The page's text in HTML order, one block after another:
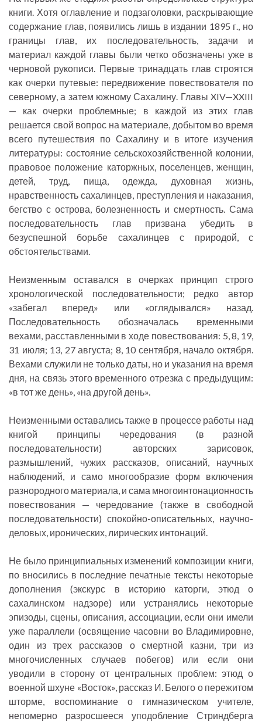
книги. Хотя оглавление и подзаголовки, раскрывающие
содержание глав, появились лишь в издании 1895 г., но
границы глав, их последовательность, задачи и
материал каждой главы были четко обозначены уже в
черновой рукописи. Первые тринадцать глав строятся
как очерки путевые: передвижение повествователя по
северному, а затем южному Сахалину. Главы XIV—XXIII
— как очерки проблемные; в каждой из этих глав
решается свой вопрос на материале, добытом во время
всего путешествия по Сахалину и в итоге изучения
литературы: состояние сельскохозяйственной колонии,
правовое положение каторжных, поселенцев, женщин,
детей, труд, пища, одежда, духовная жизнь,
нравственность сахалинцев, преступления и наказания,
бегство с острова, болезненность и смертность. Сама
последовательность глав призвана убедить в
безуспешной борьбе сахалинцев с природой, с
обстоятельствами.
Неизменным оставался в очерках принцип строго
хронологической последовательности; редко автор
«забегал вперед» или «оглядывался» назад.
Последовательность обозначалась временными
вехами, расставленными в ходе повествования: 5, 8, 19,
31 июля; 13, 27 августа; 8, 10 сентября, начало октября.
Вехами служили не только даты, но и указания на время
дня, на связь этого временного отрезка с предыдущим:
«в тот же день», «на другой день».
Неизменными оставались также в процессе работы над
книгой принципы чередования (в разной
последовательности) авторских зарисовок,
размышлений, чужих рассказов, описаний, научных
наблюдений, и само многообразие форм включения
разнородного материала, и сама многоинтонационность
повествования — чередование (также в свободной
последовательности) спокойно-описательных, научно-
деловых, иронических, лирических интонаций.
Не было принципиальных изменений композиции книги,
по вносились в последние печатные тексты некоторые
дополнения (экскурс в историю каторги, этюд о
сахалинском надзоре) или устранялись некоторые
эпизоды, сцены, описания, ассоциации, если они имели
уже параллели (освящение часовни во Владимировне,
один из трех рассказов о смертной казни, три из
многочисленных случаев побегов) или если они
уводили в сторону от центральных проблем: этюд о
военной шхуне «Восток», рассказ И. Белого о пережитом
шторме, воспоминание о гимназическом учителе,
непомерно разросшееся уподобление Стриндберга